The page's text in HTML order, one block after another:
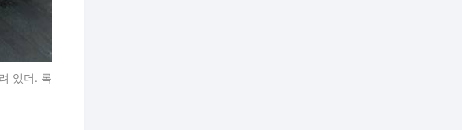
있더. 록